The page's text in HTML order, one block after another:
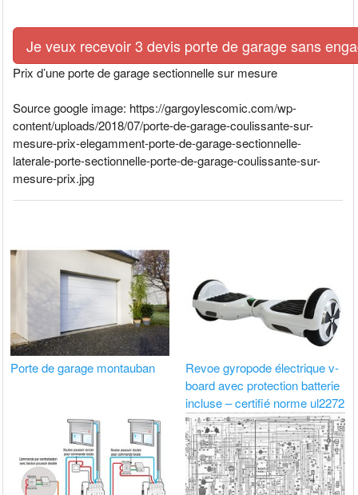
Je veux recevoir 3 devis porte de garage sans
Prix d’une porte de garage sectionnelle sur mesure
Source google image: https://gargoylescomic.com/wp-
content/uploads/2018/07/porte-de-garage-coulissante-sur-
mesure-prix-elegamment-porte-de-garage-sectionnelle-
laterale-porte-sectionnelle-porte-de-garage-coulissante-sur-
mesure-prix.jpg
Porte de garage montauban
Revoe gyropode électrique v-
board avec protection batterie
incluse – certifié norme ul2272